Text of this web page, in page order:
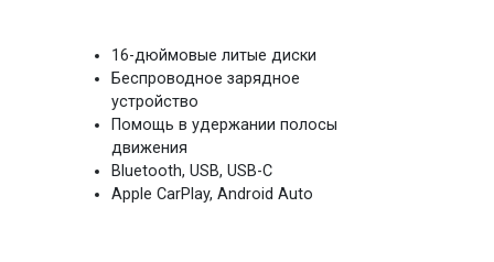
16-дюймовые литые диски
Беспроводное зарядное
устройство
Помощь в удержании полосы
движения
Bluetooth, USB, USB-C
Apple CarPlay, Android Auto